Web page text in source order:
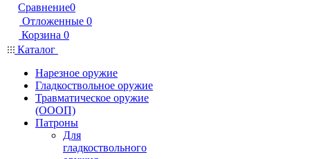
Сравнение0
Отложенные 0
Корзина 0
Каталог
Нарезное оружие
Гладкоствольное оружие
Травматическое оружие
(ОООП)
Патроны
Для
гладкоствольного